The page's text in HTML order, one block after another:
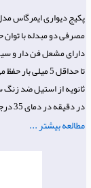
دارای مشعل فن دار و
تا حداقل 5
در دقیقه در دمای 35 درجه سانتی گراد بوده و فشار کاری مدار گرمایش تا 3 بار طراحی
مطالعه بیشتر ...